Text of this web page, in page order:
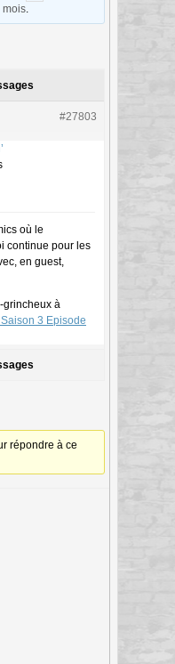
mois.
#27803
où le
continue pour les
en guest,
grincheux à
3 Episode
répondre à ce